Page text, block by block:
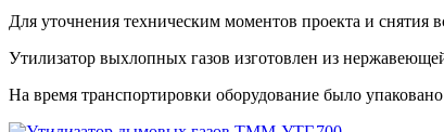
Для уточнения техническим моментов проекта и
Утилизатор выхлопных газов изготовлен из
На время транспортировки оборудование было